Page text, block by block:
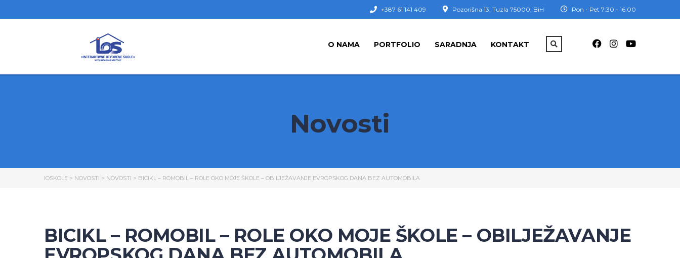
Pon - Pet 7:30 - 16:00
Pozorišna 13, Tuzla 75000, BiH
+387 61 141 409
O NAMA PORTFOLIO SARADNJA KONTAKT
Novosti
IOSKOLE > NOVOSTI > NOVOSTI > BICIKL – ROMOBIL – ROLE OKO MOJE ŠKOLE – OBILJEŽAVANJE EVROPSKOG DANA BEZ AUTOMOBILA
BICIKL – ROMOBIL – ROLE OKO MOJE ŠKOLE – OBILJEŽAVANJE